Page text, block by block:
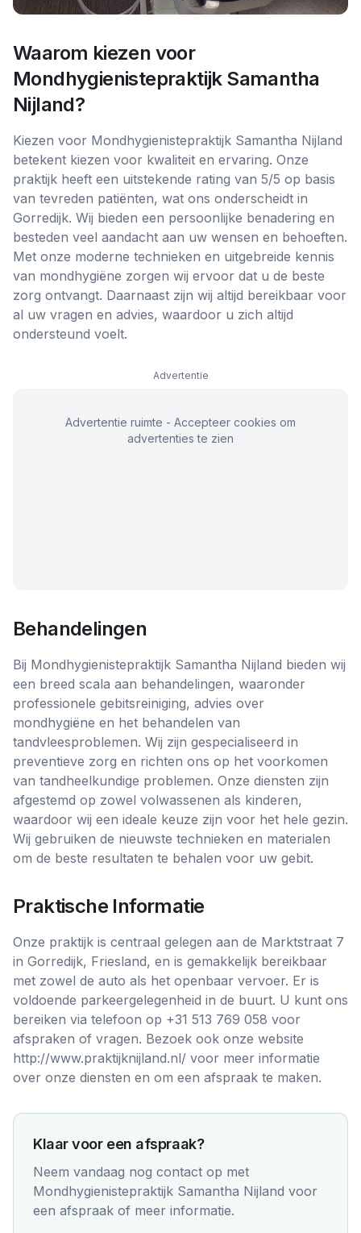
Waarom kiezen voor
Mondhygienistepraktijk Samantha
Nijland?
Kiezen voor Mondhygienistepraktijk Samantha Nijland
betekent kiezen voor kwaliteit en ervaring. Onze
praktijk heeft een uitstekende rating van 5/5 op basis
van tevreden patiënten, wat ons onderscheidt in
Gorredijk. Wij bieden een persoonlijke benadering en
besteden veel aandacht aan uw wensen en behoeften.
Met onze moderne technieken en uitgebreide kennis
van mondhygiëne zorgen wij ervoor dat u de beste
zorg ontvangt. Daarnaast zijn wij altijd bereikbaar voor
al uw vragen en advies, waardoor u zich altijd
ondersteund voelt.
Advertentie
Advertentie ruimte - Accepteer cookies om
advertenties te zien
Behandelingen
Bij Mondhygienistepraktijk Samantha Nijland bieden wij
een breed scala aan behandelingen, waaronder
professionele gebitsreiniging, advies over
mondhygiëne en het behandelen van
tandvleesproblemen. Wij zijn gespecialiseerd in
preventieve zorg en richten ons op het voorkomen
van tandheelkundige problemen. Onze diensten zijn
afgestemd op zowel volwassenen als kinderen,
waardoor wij een ideale keuze zijn voor het hele gezin.
Wij gebruiken de nieuwste technieken en materialen
om de beste resultaten te behalen voor uw gebit.
Praktische Informatie
Onze praktijk is centraal gelegen aan de Marktstraat 7
in Gorredijk, Friesland, en is gemakkelijk bereikbaar
met zowel de auto als het openbaar vervoer. Er is
voldoende parkeergelegenheid in de buurt. U kunt ons
bereiken via telefoon op +31 513 769 058 voor
afspraken of vragen. Bezoek ook onze website
http://www.praktijknijland.nl/ voor meer informatie
over onze diensten en om een afspraak te maken.
Klaar voor een afspraak?
Neem vandaag nog contact op met
Mondhygienistepraktijk Samantha Nijland voor
een afspraak of meer informatie.